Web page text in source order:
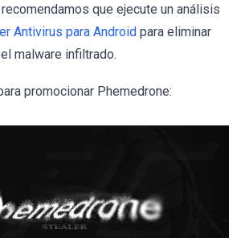
que ejecute un análisis
Antivirus para Android para eliminar
malware infiltrado.
promocionar Phemedrone: